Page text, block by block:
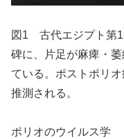
図1 古代エジプト第
碑に、片足が麻痺・
ている。ポストポリ
推測される。
ポリオのウイルス学